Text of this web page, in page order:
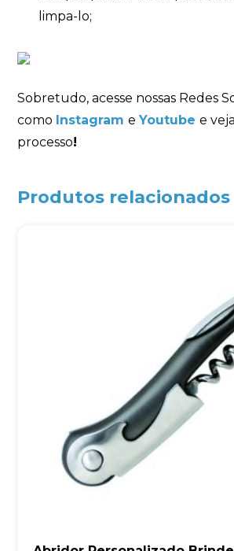
limpa-lo;
Sobretudo, acesse nossas Redes
como Instagram eYoutube e
processo!
Produtos relacionados